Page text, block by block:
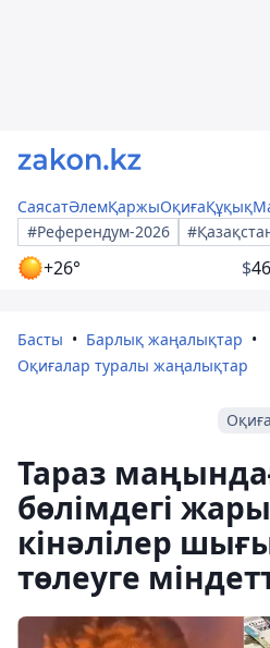
СаясатӘлемҚаржыОқиғаҚұқық
#Референдум-2026
+26° $
Басты
Барлық жаңалықтар
Оқиғалар туралы жаңалықтар
Тараз
бөлімдегі
кінәлілер
төлеуге